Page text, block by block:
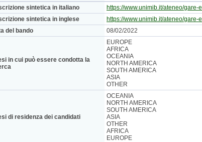
sintetica in italiano
https://www.unimib.it/ateneo/
sintetica in inglese
https://www.unimib.it/ateneo/
del bando
08/02/2022
in cui può essere condotta la
EUROPE
AFRICA
OCEANIA
NORTH AMERICA
SOUTH AMERICA
ASIA
OTHER
di residenza dei candidati
OCEANIA
NORTH AMERICA
SOUTH AMERICA
ASIA
OTHER
AFRICA
EUROPE